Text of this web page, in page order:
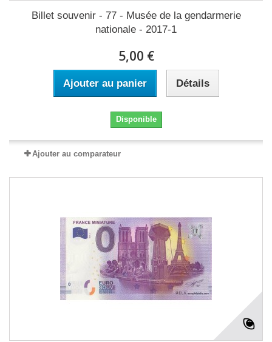
Billet souvenir - 77 - Musée de la gendarmerie
nationale - 2017-1
5,00 €
Ajouter au panier Détails
Disponible
Ajouter au comparateur